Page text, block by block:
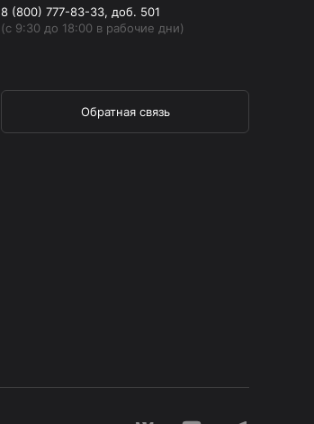
8 (800) 777-83-33, доб. 501
(с 9:30 до 18:00 в рабочие дни)
Обратная связь